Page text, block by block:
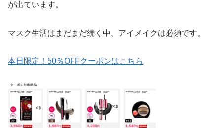
が出ています。
マスク生活はまだまだ続く中、アイメイクは必須です。
本日限定！50％OFFクーポンはこちら